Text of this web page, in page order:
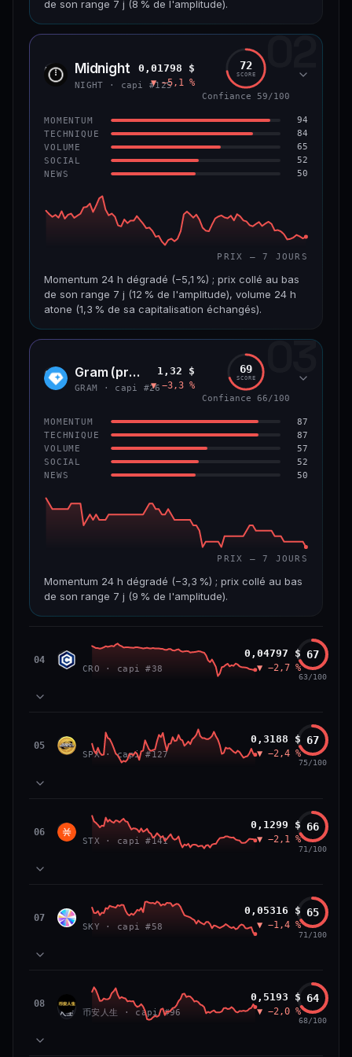
CONFIANCE
de son range 7 j (8 % de l'amplitude).
CAP. MARCHÉ VOLUME 24 H
VAR. 7 J VAR. 30 J
−16,9 %
VS ATH
−80,6 %
CONFIANCE 65/100
02
NIGH Midnight
NIGHT · capi #125
0,01798 $
▼ −5,1 %
72
SCORE
Confiance 59/100
MOMENTUM 94
TECHNIQUE 84
VOLUME 65
SOCIAL 52
NEWS 50
PRIX — 7 JOURS
Momentum 24 h dégradé (−5,1 %) ; prix collé au bas
de son range 7 j (12 % de l'amplitude), volume 24 h
atone (1,3 % de sa capitalisation échangés).
CAP. MARCHÉ VOLUME 24 H
VAR. 7 J VAR. 30 J
−42,0 %
VS ATH
−84,8 %
RANG CAPI.
#125
CONFIANCE 59/100
03
GRAM Gram (prev. Toncoin)
GRAM · capi #26
1,32 $
▼ −3,3 %
69
SCORE
Confiance 66/100
MOMENTUM 87
TECHNIQUE 87
VOLUME 57
SOCIAL 52
NEWS 50
PRIX — 7 JOURS
Momentum 24 h dégradé (−3,3 %) ; prix collé au bas
de son range 7 j (9 % de l'amplitude).
3,6 Md$
VAR. 7 J VAR. 30 J
−84,0 % #26
66/100
04 CRO Cronos
CRO · capi #38
0,04797 $
▼ −2,7 %
67
63/100
81
TECHNIQUE 87
VOLUME 71
39
NEWS
momentum 24 h dégradé (−2,7 %) et volume 24 h atone
(0,3 % de sa capitalisation échangés).
CAP. MARCHÉ
VAR. 7 J
−12,5 %
VAR. 30 J
−14,0 %
VS ATH
05 SPX SPX6900
SPX · capi #127
0,3188 $
▼ −2,4 %
67
75/100
83
TECHNIQUE 64
VOLUME 72
52
NEWS
h atone (1,0 % de sa capitalisation échangés).
297 M$
06 STX Stacks
STX · capi #141
0,1299 $
▼ −2,1 %
66
71/100
83
TECHNIQUE 81
VOLUME 54
52
NEWS
07 SKY Sky
SKY · capi #58
0,05316 $
▼ −1,4 %
65
71/100
65
TECHNIQUE 90
VOLUME 72
52
NEWS
08
币安
人生
币安人生 (BinanceLife)
币安人生 · capi #96
0,5193 $
▼ −2,0 %
64
68/100